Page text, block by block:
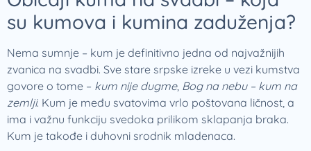
su kumova i kumina zaduženja?
Nema sumnje – kum je definitivno jedna od najvažnijih
zvanica na svadbi. Sve stare srpske izreke u vezi kumstva
govore o tome – kum nije dugme, Bog na nebu – kum na
zemlji. Kum je među svatovima vrlo poštovana ličnost, a
ima i važnu funkciju svedoka prilikom sklapanja braka.
Kum je takođe i duhovni srodnik mladenaca.